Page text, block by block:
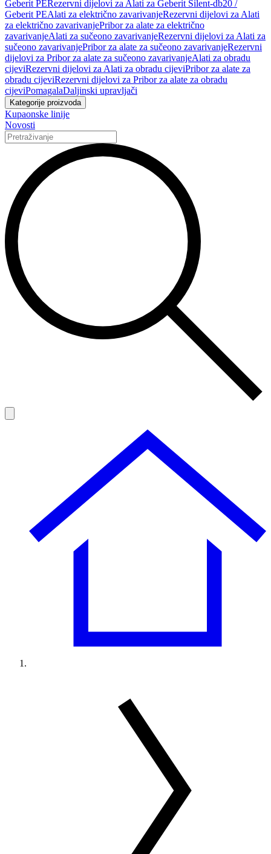
Geberit PERezervni dijelovi za Alati za Geberit Silent-db20 /
Geberit PEAlati za električno zavarivanjeRezervni dijelovi za Alati
za električno zavarivanjePribor za alate za električno
zavarivanjeAlati za sučeono zavarivanjeRezervni dijelovi za Alati za
sučeono zavarivanjePribor za alate za sučeono zavarivanjeRezervni
dijelovi za Pribor za alate za sučeono zavarivanjeAlati za obradu
cijeviRezervni dijelovi za Alati za obradu cijeviPribor za alate za
obradu cijeviRezervni dijelovi za Pribor za alate za obradu
cijeviPomagalaDaljinski upravljači
Kategorije proizvoda
Kupaonske linije
Novosti